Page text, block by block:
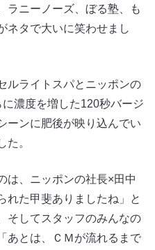
ラニーノーズ、ぼる塾、も
ネタで大いに笑わせまし
ライトスパとニッポンの
濃度を増した120秒バージ
ーンに肥後が映り込んでい
た。
は、ニッポンの社長×田中
た甲斐ありましたね」と
そしてスタッフのみんなの
あとは、ＣＭが流れるまで